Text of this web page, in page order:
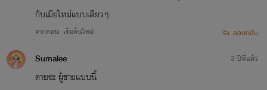
กับเมียใหม่แบบเสียวๆ
จากตอน: เริ่มต้นใหม่ ตอบกลับ
Sumalee
ตายซะ ผู้ชายแบบนี้
3 ปีที่แล้ว